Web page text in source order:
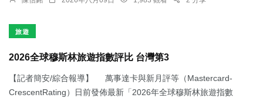
旅遊
2026全球穆斯林旅遊指數評比 台灣第3
【記者簡安/綜合報導】 萬事達卡與新月評等（Mastercard-
CrescentRating）日前發佈最新「2026年全球穆斯林旅遊指數